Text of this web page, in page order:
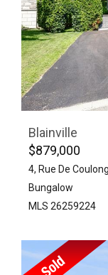
Blainville
$879,000
4, Rue De
Bungalow
MLS 26259224